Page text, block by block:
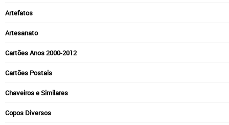
Artefatos
Artesanato
Cartões Anos 2000-2012
Cartões Postais
Chaveiros e Similares
Copos Diversos